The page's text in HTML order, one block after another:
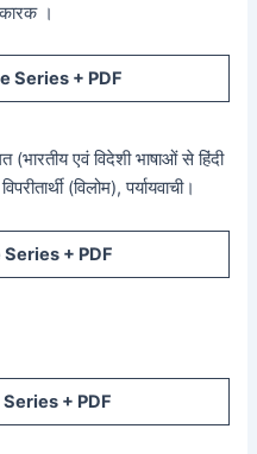
।
Series + PDF
एवं विदेशी भाषाओं से हिंदी
(विलोम), पर्यायवाची।
Series + PDF
+ PDF